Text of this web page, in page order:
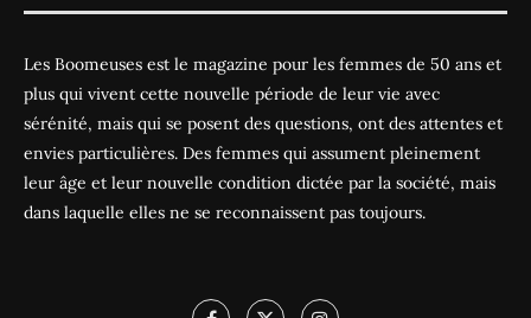
Les Boomeuses est le magazine pour les femmes de 50 ans et
plus qui vivent cette nouvelle période de leur vie avec
sérénité, mais qui se posent des questions, ont des attentes et
envies particulières. Des femmes qui assument pleinement
leur âge et leur nouvelle condition dictée par la société, mais
dans laquelle elles ne se reconnaissent pas toujours.